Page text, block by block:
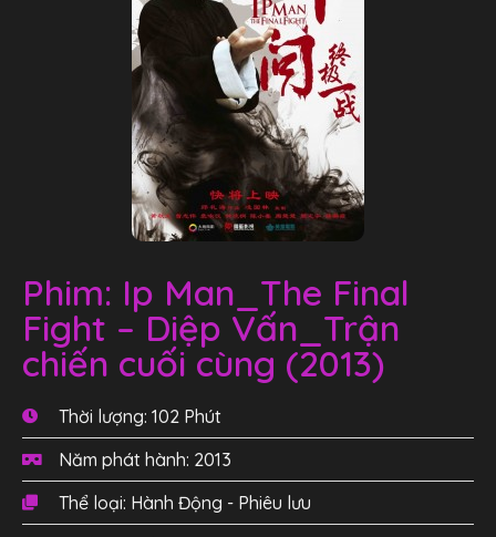
Phim: Ip Man_The Final
Fight – Diệp Vấn_Trận
chiến cuối cùng (2013)
Thời lượng: 102 Phút
Năm phát hành: 2013
Thể loại: Hành Động - Phiêu lưu